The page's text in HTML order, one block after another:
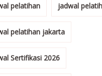
pelatihan jadwal
pelatihan jakarta
Sertifikasi 2026